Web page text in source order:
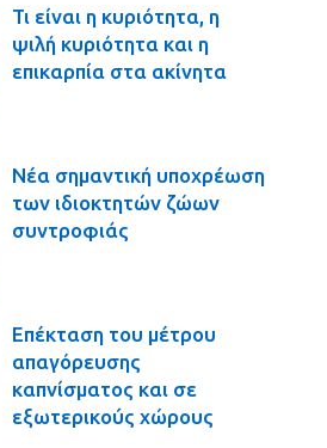
Τι είναι η κυριότητα, η
ψιλή κυριότητα και η
επικαρπία στα ακίνητα
Νέα σημαντική υποχρέωση
των ιδιοκτητών ζώων
συντροφιάς
Επέκταση του μέτρου
απαγόρευσης
καπνίσματος και σε
εξωτερικούς χώρους